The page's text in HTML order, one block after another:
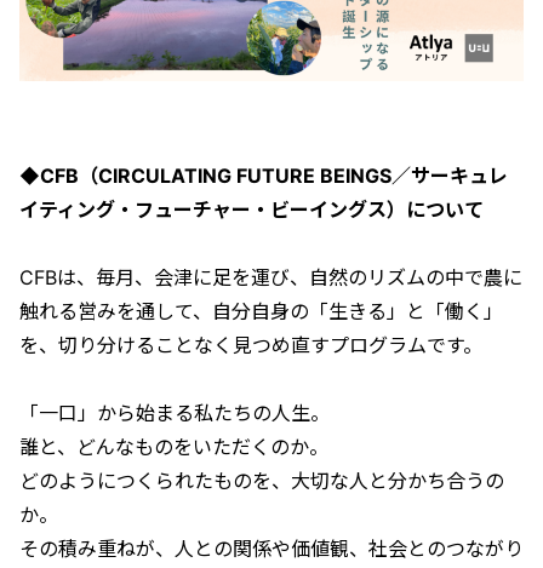
◆CFB（CIRCULATING FUTURE BEINGS／サーキュレ
イティング・フューチャー・ビーイングス）について
CFBは、毎月、会津に足を運び、自然のリズムの中で農に
触れる営みを通して、自分自身の「生きる」と「働く」
を、切り分けることなく見つめ直すプログラムです。
「一口」から始まる私たちの人生。
誰と、どんなものをいただくのか。
どのようにつくられたものを、大切な人と分かち合うの
か。
その積み重ねが、人との関係や価値観、社会とのつながり